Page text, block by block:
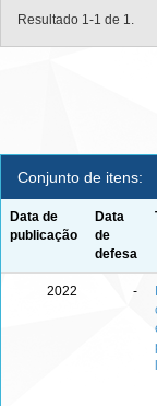
Resultado 1-1 de 1.
Conjunto de itens:
Data de
publicação
Data
de
defesa
2022 -